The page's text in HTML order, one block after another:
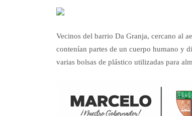
Vecinos del barrio Da Granja, cercano al
contenían partes de un cuerpo humano y
varias bolsas de plástico utilizadas para